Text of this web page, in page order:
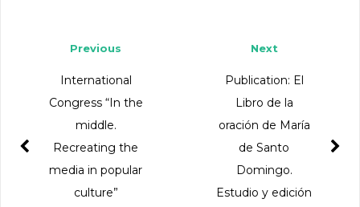
Next
Publication: El
Libro de la
oración de María
de Santo
Domingo.
Estudio y edición
Previous
International
Congress “In the
middle.
Recreating the
media in popular
culture”